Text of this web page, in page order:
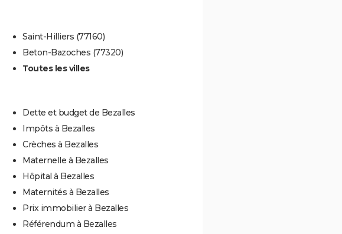
Saint-Hilliers (77160)
Beton-Bazoches (77320)
Toutes les villes
Dette et budget de Bezalles
Impôts à Bezalles
Crèches à Bezalles
Maternelle à Bezalles
Hôpital à Bezalles
Maternités à Bezalles
Prix immobilier à Bezalles
Référendum à Bezalles